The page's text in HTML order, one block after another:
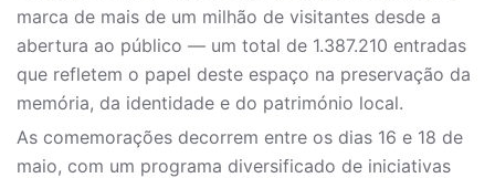
marca de mais de um milhão de visitantes desde a
abertura ao público — um total de 1.387.210 entradas
que refletem o papel deste espaço na preservação da
memória, da identidade e do património local.
As comemorações decorrem entre os dias 16 e 18 de
maio, com um programa diversificado de iniciativas